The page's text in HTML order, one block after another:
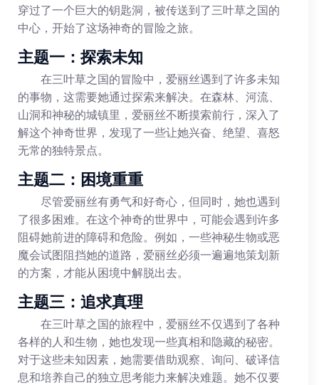
穿过了一个巨大的钥匙洞，被传送到了三叶草之国的
中心，开始了这场神奇的冒险之旅。
主题一：探索未知
在三叶草之国的冒险中，爱丽丝遇到了许多未知
的事物，这需要她通过探索来解决。在森林、河流、
山洞和神秘的城镇里，爱丽丝不断摸索前行，深入了
解这个神奇世界，发现了一些让她兴奋、绝望、喜怒
无常的独特景点。
主题二：困境重重
尽管爱丽丝有勇气和好奇心，但同时，她也遇到
了很多困难。在这个神奇的世界中，可能会遇到许多
阻碍她前进的障碍和危险。例如，一些神秘生物或恶
魔会试图阻挡她的道路，爱丽丝必须一遍遍地策划新
的方案，才能从困境中解脱出去。
主题三：追求真理
在三叶草之国的旅程中，爱丽丝不仅遇到了各种
各样的人和生物，她也发现一些真相和隐藏的秘密。
对于这些未知因素，她需要借助观察、询问、破译信
息和培养自己的独立思考能力来解决难题。她不仅要